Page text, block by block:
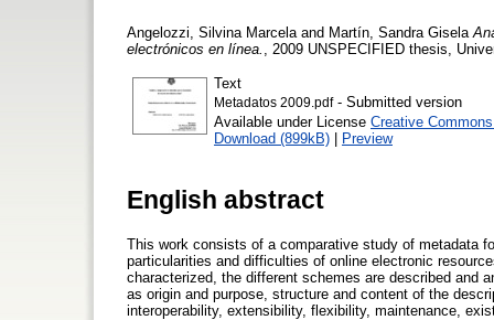
Angelozzi, Silvina Marcela and Martín, Sandra Gisela
electrónicos en línea.
, 2009 UNSPECIFIED thesis,
Text
Metadatos 2009.pdf- Submitted version
Available under License Creative
Download (899kB) | Preview
English abstract
This work consists of a comparative study of metadata
particularities and difficulties of online electronic
characterized, the different schemes are described and
as origin and purpose, structure and content of the
interoperability, extensibility, flexibility, maintenance,